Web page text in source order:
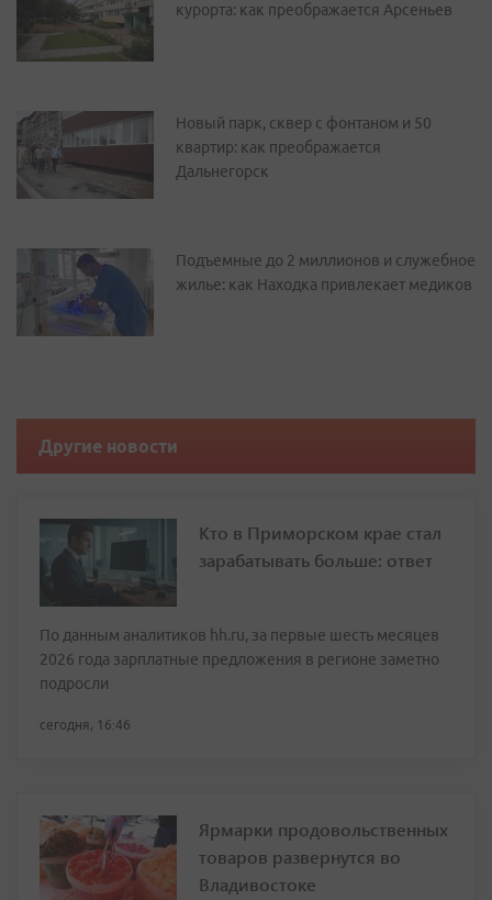
курорта: как преображается Арсеньев
Новый парк, сквер с фонтаном и 50
квартир: как преображается
Дальнегорск
Подъемные до 2 миллионов и служебное
жилье: как Находка привлекает медиков
Другие новости
Кто в Приморском крае стал
зарабатывать больше: ответ
По данным аналитиков hh.ru, за первые шесть месяцев
2026 года зарплатные предложения в регионе заметно
подросли
сегодня, 16:46
Ярмарки продовольственных
товаров развернутся во
Владивостоке